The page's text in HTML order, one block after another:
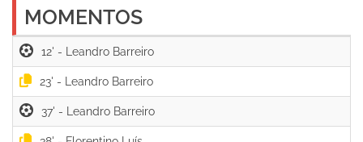
MOMENTOS
12' -
23' -
37' -